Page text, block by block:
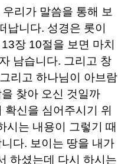
우리가 말씀을 통해 보
납니다. 성경은 롯이
13장 10절을 보면 마치
남습니다. 그리고 창
그리고 하나님이 아브람
찾아 오신 것일까
신을 심어주시기 위
시는 내용이 그렇기 때
다. 보이는 땅을 내가
하셨는데 다시 하시는